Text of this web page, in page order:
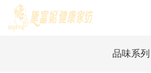
loading
品味系列